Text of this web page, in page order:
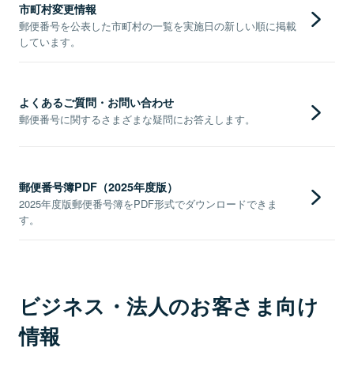
市町村変更情報
郵便番号を公表した市町村の一覧を実施日の新しい順に掲載
しています。
よくあるご質問・お問い合わせ
郵便番号に関するさまざまな疑問にお答えします。
郵便番号簿PDF（2025年度版）
2025年度版郵便番号簿をPDF形式でダウンロードできま
す。
ビジネス・法人のお客さま向け
情報